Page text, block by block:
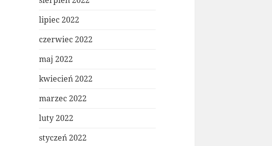
lipiec 2022
czerwiec 2022
maj 2022
kwiecień 2022
marzec 2022
luty 2022
styczeń 2022